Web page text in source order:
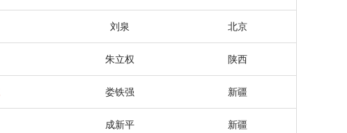
刘泉 北京
朱立权 陕西
娄铁强 新疆
成新平 新疆